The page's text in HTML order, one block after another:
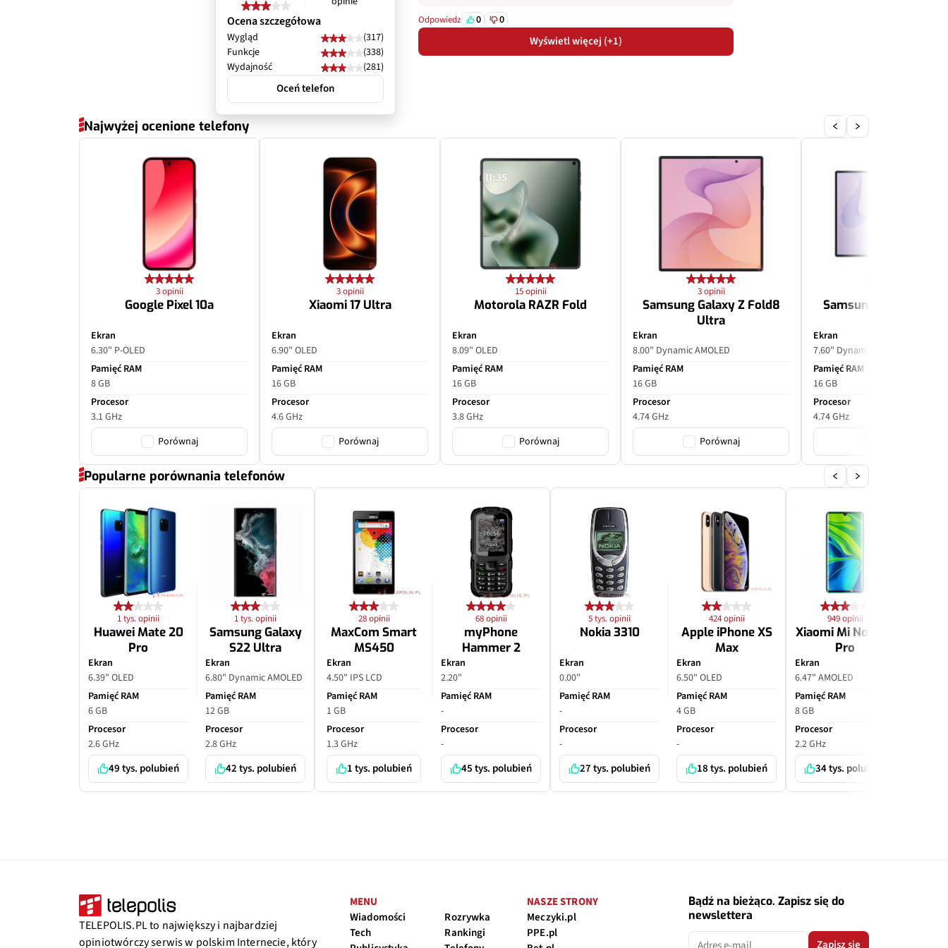
Ocena szczegółowa
Wygląd
(317)
Funkcje
(338)
Wydajność
(281)
Oceń telefon
Odpowiedz 0 0
Wyświetl więcej (+1)
Najwyżej ocenione telefony
3 opinii
Google Pixel 10a
Ekran
6.30" P-OLED
Pamięć RAM
8 GB
Procesor
3.1 GHz
Porównaj
3 opinii
Xiaomi 17 Ultra
Ekran
6.90" OLED
Pamięć RAM
16 GB
Procesor
4.6 GHz
Porównaj
15 opinii
Motorola RAZR Fold
Ekran
8.09" OLED
Pamięć RAM
16 GB
Procesor
3.8 GHz
Porównaj
3 opinii
Samsung Galaxy Z Fold8
Ultra
Ekran
8.00" Dynamic AMOLED
Pamięć RAM
16 GB
Procesor
4.74 GHz
Porównaj
Samsung Galaxy Z
Ekran
7.60" Dynamic AMOLED
Pamięć RAM
16 GB
Procesor
4.74 GHz
Popularne porównania telefonów
1 tys. opinii
Huawei Mate 20
Pro
Ekran
6.39" OLED
Pamięć RAM
6 GB
Procesor
2.6 GHz
49 tys. polubień
1 tys. opinii
Samsung Galaxy
S22 Ultra
Ekran
6.80" Dynamic AMOLED
Pamięć RAM
12 GB
Procesor
2.8 GHz
42 tys. polubień
28 opinii
MaxCom Smart
MS450
Ekran
4.50" IPS LCD
Pamięć RAM
1 GB
Procesor
1.3 GHz
1 tys. polubień
68 opinii
myPhone
Hammer 2
Ekran
2.20"
Pamięć RAM
-
Procesor
-
45 tys. polubień
5 tys. opinii
Nokia 3310
Ekran
0.00"
Pamięć RAM
-
Procesor
-
27 tys. polubień
424 opinii
Apple iPhone XS
Max
Ekran
6.50" OLED
Pamięć RAM
4 GB
Procesor
-
18 tys. polubień
949 opinii
Xiaomi Mi Note 10
Pro
Ekran
6.47" AMOLED
Pamięć RAM
8 GB
Procesor
2.2 GHz
34 tys. polubień
TELEPOLIS.PL to największy i najbardziej
opiniotwórczy serwis w polskim Internecie, który
MENU
Wiadomości
Tech
Rozrywka
Rankingi
NASZE STRONY
Meczyki.pl
PPE.pl
Bądź na bieżąco. Zapisz się do
newslettera
Zapisz się